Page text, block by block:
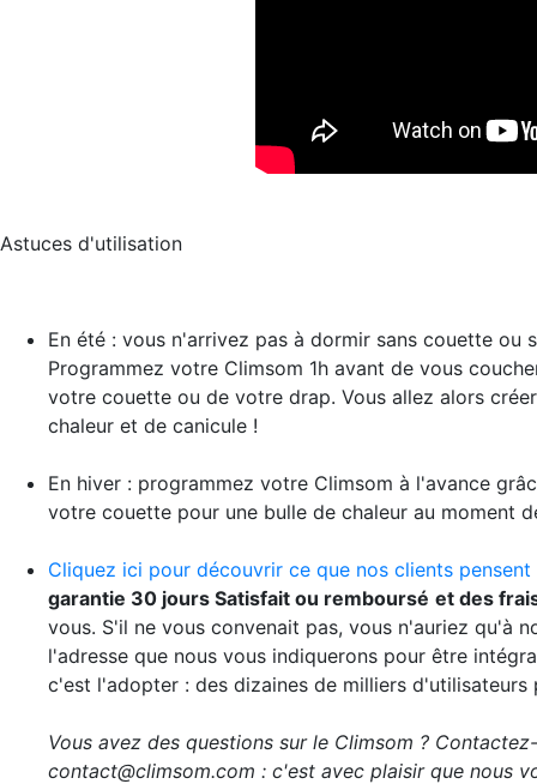
Astuces d'utilisation
En été : vous n'arrivez pas à dormir sans couette ou
Programmez votre Climsom 1h avant de vous
votre couette ou de votre drap. Vous allez alors
chaleur et de canicule !
En hiver : programmez votre Climsom à l'avance
votre couette pour une bulle de chaleur au moment
Cliquez ici pour découvrir ce que nos clients
garantie 30 jours Satisfait ou remboursé et des
vous. S'il ne vous convenait pas, vous n'auriez qu'à
l'adresse que nous vous indiquerons pour être
c'est l'adopter : des dizaines de milliers d'utilisateurs
Vous avez des questions sur le Climsom ?
contact@climsom.com : c'est avec plaisir que nous